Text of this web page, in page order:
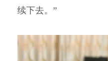
续下去。”